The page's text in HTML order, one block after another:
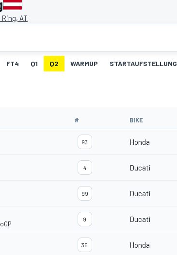
AT
FT4 Q1 Q2 WARMUP STARTAUFSTELLUNG
# BIKE
93 Honda
4 Ducati
99 Ducati
9 Ducati
35 Honda